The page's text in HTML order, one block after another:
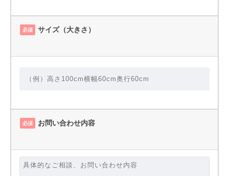
必須 サイズ（大きさ）
必須 お問い合わせ内容